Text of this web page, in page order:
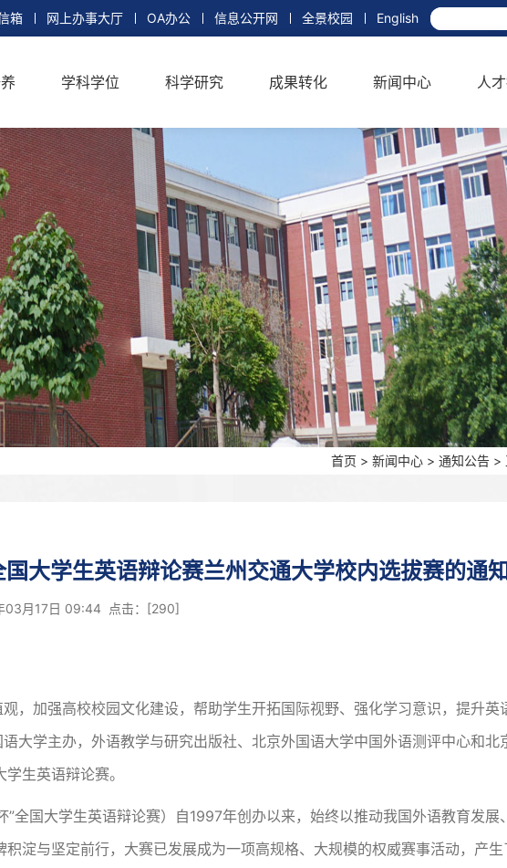
箱 网上办事大厅 OA办公 信息公开网 全景校园 English
学科学位 科学研究 成果转化 新闻中心 人
首页 > 新闻中心 > 通知公告 >
大学生英语辩论赛兰州交通大学校内选拔赛的通
03月17日 09:44 点击：[290]
，加强高校校园文化建设，帮助学生开拓国际视野、强化学习意识，提升英
大学主办，外语教学与研究出版社、北京外国语大学中国外语测评中心和北
生英语辩论赛。
”全国大学生英语辩论赛）自1997年创办以来，始终以推动我国外语教育发展
淀与坚定前行，大赛已发展成为一项高规格、大规模的权威赛事活动，产生